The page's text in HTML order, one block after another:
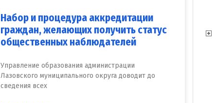
Набор и процедура аккредитации
граждан, желающих получить статус
общественных наблюдателей
Управление образования администрации
Лазовского муниципального округа доводит до
сведения всех